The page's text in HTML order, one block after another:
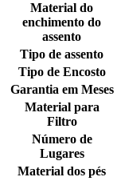
Material do
enchimento do
assento
Tipo de assento
Tipo de Encosto
Garantia em Meses
Material para
Filtro
Número de
Lugares
Material dos pés